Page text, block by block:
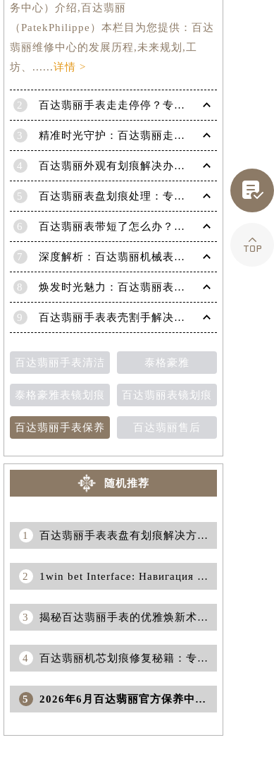
务中心）介绍,百达翡丽
（PatekPhilippe）本栏目为您提供：百达
翡丽维修中心的发展历程,未来规划,工
坊、......详情 >
2 百达翡丽手表走走停停？专业修复指南，让时间重新流畅运行
3 精准时光守护：百达翡丽走快了？掌握这份秘籍，让每一秒都精准无误！
4 百达翡丽外观有划痕解决办法是什么（专业修复技巧与注意事项）
5 百达翡丽表盘划痕处理：专业技巧，让爱表焕然一新
6 百达翡丽表带短了怎么办？超实用技巧教你轻松解决！
7 深度解析：百达翡丽机械表机芯生锈的高效修复策略
8 焕发时光魅力：百达翡丽表带掉色修复秘籍
9 百达翡丽手表表壳割手解决方法（保养与修复技巧分享）
百达翡丽手表清洁 泰格豪雅
泰格豪雅表镜划痕 百达翡丽表镜划痕
百达翡丽手表保养 百达翡丽售后
随机推荐
1 百达翡丽手表表盘有划痕解决方法集锦（专业修复技巧与日常保养建议）
2 1win bet Interface: Навигация к Удачным Ставкам
3 揭秘百达翡丽手表的优雅焕新术：实用清洗保养秘籍
4 百达翡丽机芯划痕修复秘籍：专业保养技巧大公开
5 2026年6月百达翡丽官方保养中心及维修服务点变动最终对照表

